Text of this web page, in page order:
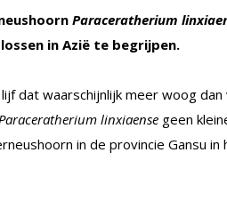
Paraceratherium
in Azië te begrijpen.
dat waarschijnlijk meer woog
linxiaense geen
in de provincie Gansu